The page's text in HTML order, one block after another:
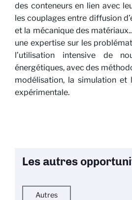
des conteneurs en lien avec
les couplages entre diffusion
et la mécanique des
une expertise sur les
l’utilisation intensive de
énergétiques, avec des
modélisation, la simulation et
expérimentale.
Les autres
Autres